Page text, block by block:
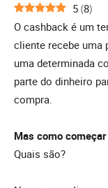
5 (8)
O cashback é um
cliente recebe uma
uma determinada
parte do dinheiro
compra.
Mas como
Quais são?